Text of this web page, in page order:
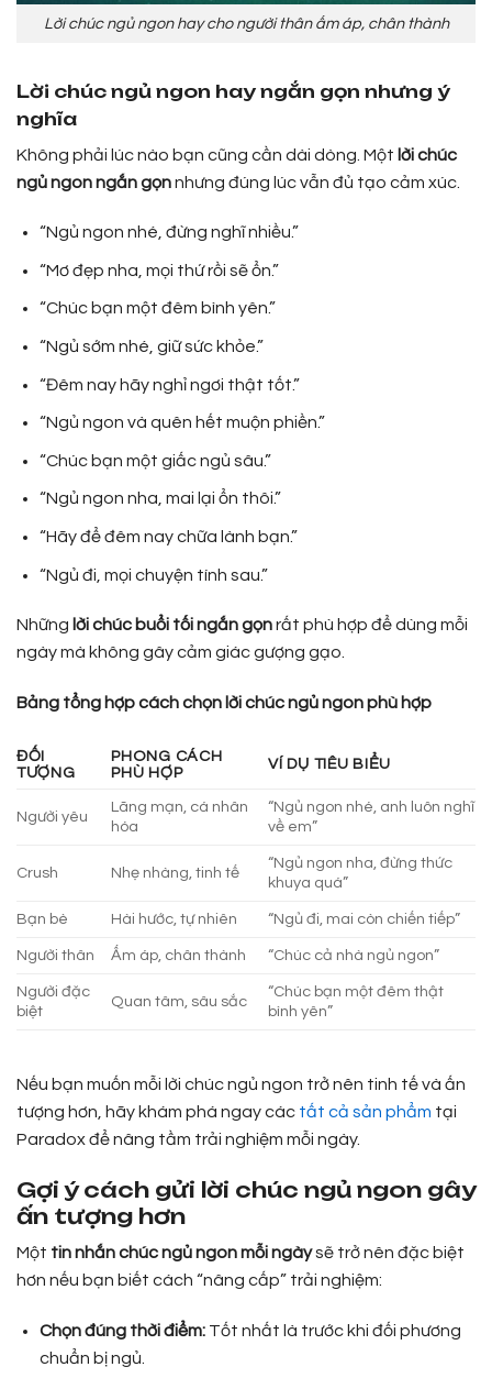
Lời chúc ngủ ngon hay cho người thân ấm áp, chân thành
Lời chúc ngủ ngon hay ngắn gọn nhưng ý
nghĩa
Không phải lúc nào bạn cũng cần dài dòng. Một lời chúc
ngủ ngon ngắn gọnnhưng đúng lúc vẫn đủ tạo cảm xúc.
“Ngủ ngon nhé, đừng nghĩ nhiều.”
“Mơ đẹp nha, mọi thứ rồi sẽ ổn.”
“Chúc bạn một đêm bình yên.”
“Ngủ sớm nhé, giữ sức khỏe.”
“Đêm nay hãy nghỉ ngơi thật tốt.”
“Ngủ ngon và quên hết muộn phiền.”
“Chúc bạn một giấc ngủ sâu.”
“Ngủ ngon nha, mai lại ổn thôi.”
“Hãy để đêm nay chữa lành bạn.”
“Ngủ đi, mọi chuyện tính sau.”
Những lời chúc buổi tối ngắn gọnrất phù hợp để dùng mỗi
ngày mà không gây cảm giác gượng gạo.
Bảng tổng hợp cách chọn lời chúc ngủ ngon phù hợp
ĐỐI
TƯỢNG
PHONG CÁCH
PHÙ HỢP
VÍ DỤ TIÊU BIỂU
Người yêu
Lãng mạn, cá nhân
hóa
“Ngủ ngon nhé, anh luôn nghĩ
về em”
Crush Nhẹ nhàng, tinh tế
“Ngủ ngon nha, đừng thức
khuya quá”
Bạn bè Hài hước, tự nhiên “Ngủ đi, mai còn chiến tiếp”
Người thân Ấm áp, chân thành “Chúc cả nhà ngủ ngon”
Người đặc
biệt
Quan tâm, sâu sắc
“Chúc bạn một đêm thật
bình yên”
Nếu bạn muốn mỗi lời chúc ngủ ngon trở nên tinh tế và ấn
tượng hơn, hãy khám phá ngay các tất cả sản phẩm tại
Paradox để nâng tầm trải nghiệm mỗi ngày.
Gợi ý cách gửi lời chúc ngủ ngon gây
ấn tượng hơn
Một tin nhắn chúc ngủ ngon mỗi ngàysẽ trở nên đặc biệt
hơn nếu bạn biết cách “nâng cấp” trải nghiệm:
Chọn đúng thời điểm:Tốt nhất là trước khi đối phương
chuẩn bị ngủ.